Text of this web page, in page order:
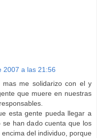
2007 a las 21:56
mas me solidarizo con el y
que muere en nuestras
esta gente pueda llegar a
han dado cuenta que los
del individuo, porque